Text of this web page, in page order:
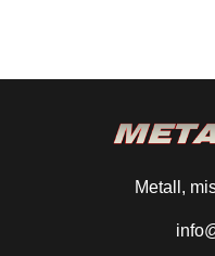
Metall,